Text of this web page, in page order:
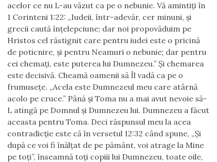
acelor ce nu L-au văzut ca pe o nebunie. Vă amintiţi în
1 Corinteni 1:22: „Iudeii, într-adevăr, cer minuni, şi
grecii caută înţelepciune; dar noi propovăduim pe
Hristos cel răstignit care pentru iudei este o pricină
de poticnire, şi pentru Neamuri o nebunie; dar pentru
cei chemaţi, este puterea lui Dumnezeu.” Şi chemarea
este decisivă. Cheamă oamenii să Îl vadă ca pe o
frumuseţe. „Acela este Dumnezeul meu care atârnă
acolo pe cruce.” Până şi Toma nu a mai avut nevoie să-
L atingă pe Domnul şi Dumnezeu lui. Dumnezeu a făcut
aceasta pentru Toma. Deci răspunsul meu la acea
contradicţie este că în versetul 12:32 când spune, „Şi
după ce voi fi înălţat de pe pământ, voi atrage la Mine
pe toţi”, înseamnă toţi copiii lui Dumnezeu, toate oile,